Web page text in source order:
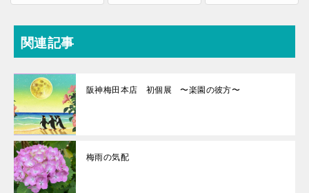
関連記事
阪神梅田本店 初個展 〜楽園の彼方〜
梅雨の気配